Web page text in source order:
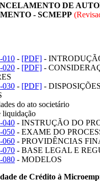
DE
- SCMEPP
010 - [PDF] -
020 - [PDF] -
030 - [PDF] - DISPOSIÇÕES
do ato societário
liquidação
040 - INSTRUÇÃO DO
050 - EXAME DO
060 - PROVIDÊNCIAS
070 - BASE LEGAL E
080 - MODELOS
de Crédito à